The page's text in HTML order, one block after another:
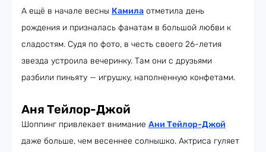
А ещё в начале весны Камила отметила день
рождения и призналась фанатам в большой любви к
сладостям. Судя по фото, в честь своего 26-летия
звезда устроила вечеринку. Там они с друзьями
разбили пиньяту — игрушку, наполненную конфетами.
Аня Тейлор-Джой
Шоппинг привлекает внимание Ани Тейлор-Джой
даже больше, чем весеннее солнышко. Актриса гуляет